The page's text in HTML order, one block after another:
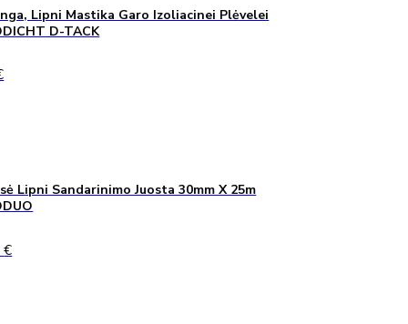
Lipni Mastika Garo Izoliacinei Plėvelei
D-TACK
Lipni Sandarinimo Juosta 30mm X 25m
€